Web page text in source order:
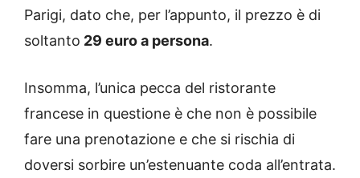
Parigi, dato che, per l’appunto, il prezzo è di
soltanto 29 euro a persona.
Insomma, l’unica pecca del ristorante
francese in questione è che non è possibile
fare una prenotazione e che si rischia di
doversi sorbire un’estenuante coda all’entrata.